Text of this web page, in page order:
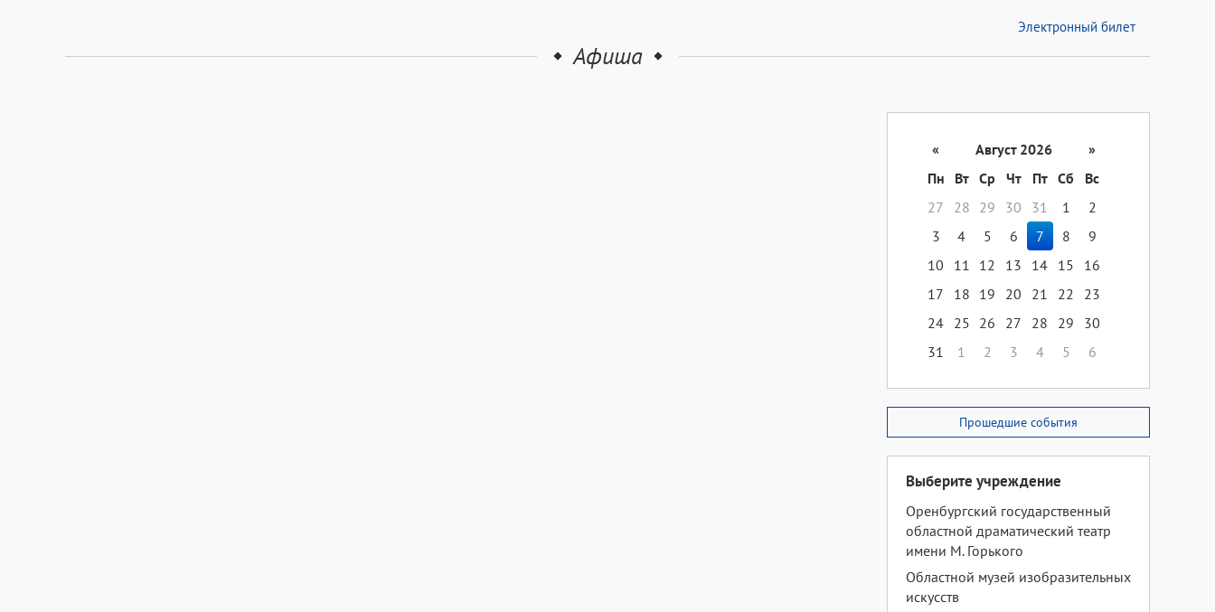
Электронный билет
Афиша
« Август 2026
»
Пн
Вт Ср Чт Пт Сб
Вс
27
28 29 30 31 1
2
3
4 5 6 7 8
9
10
11 12 13 14 15
16
17
18 19 20 21 22
23
24 25 26 27 28 29
30
31
1 2 3 4 5 6
Прошедшие события
Выберите учреждение
Оренбургский государственный
областной драматический театр
имени М. Горького
Областной музей изобразительных
искусств